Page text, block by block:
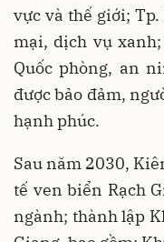
vực và thế giới;
mại, dịch vụ
Quốc phòng, an
được bảo đảm,
hạnh phúc.
Sau năm 2030,
tế ven biển Rạch
ngành; thành lập